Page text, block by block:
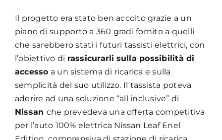
Il progetto era stato ben accolto grazie a un
piano di supporto a 360 gradi fornito a quelli
che sarebbero stati i futuri tassisti elettrici, con
l’obiettivo di rassicurarli sulla possibilità di
accesso a un sistema di ricarica e sulla
semplicità del suo utilizzo. Il tassista poteva
aderire ad una soluzione “all inclusive” di
Nissan che prevedeva una offerta competitiva
per l’auto 100% elettrica Nissan Leaf Enel